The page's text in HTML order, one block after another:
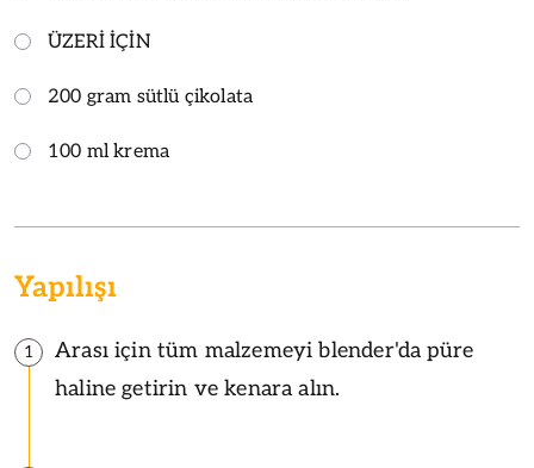
ÜZERİ İÇİN
200 gram sütlü çikolata
100 ml krema
Yapılışı
1
Arası için tüm malzemeyi blender'da püre
haline getirin ve kenara alın.